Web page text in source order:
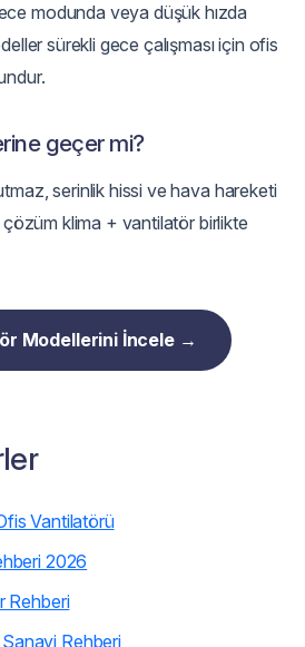
modunda veya düşük hızda
sürekli gece çalışması için ofis
geçer mi?
serinlik hissi ve hava hareketi
klima + vantilatör birlikte
Modellerini İncele →
Vantilatörü
2026
Rehberi
Rehberi